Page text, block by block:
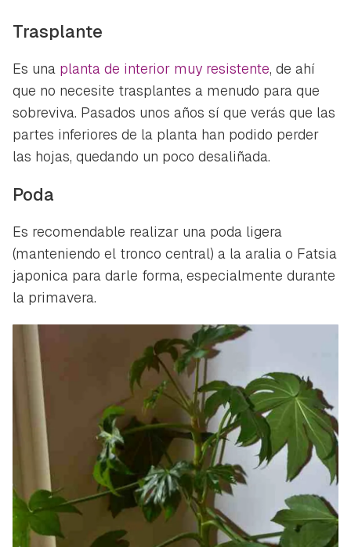
Trasplante
Es una planta de interior muy resistente, de ahí
que no necesite trasplantes a menudo para que
sobreviva. Pasados unos años sí que verás que las
partes inferiores de la planta han podido perder
las hojas, quedando un poco desaliñada.
Poda
Es recomendable realizar una poda ligera
(manteniendo el tronco central) a la aralia o Fatsia
japonica para darle forma, especialmente durante
la primavera.